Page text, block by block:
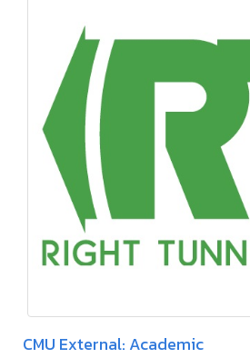
CMU External: Academic